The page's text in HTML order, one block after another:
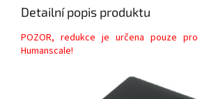
Detailní popis produktu
POZOR, redukce je určena pouze pro
Humanscale!